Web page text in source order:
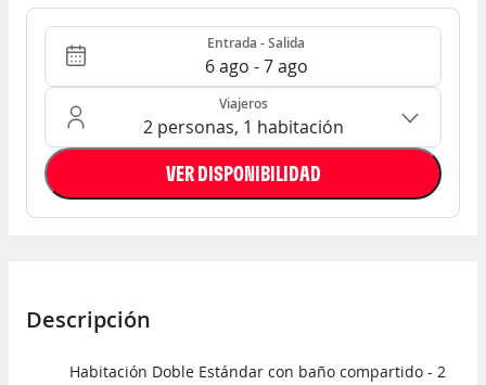
Entrada - Salida Entrada - Salida
6 ago - 7 ago
Ocupación: 2 personas, 1 habitación
Viajeros
2 personas, 1 habitación
VER DISPONIBILIDAD
Descripción
Habitación Doble Estándar con baño compartido - 2